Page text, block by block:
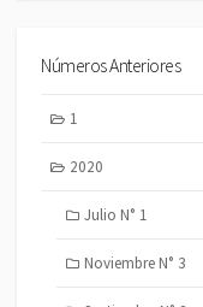
Números Anteriores
1
2020
Julio N° 1
Noviembre N° 3